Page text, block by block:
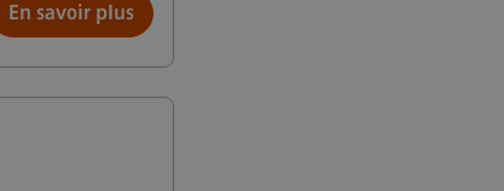
En savoir plus